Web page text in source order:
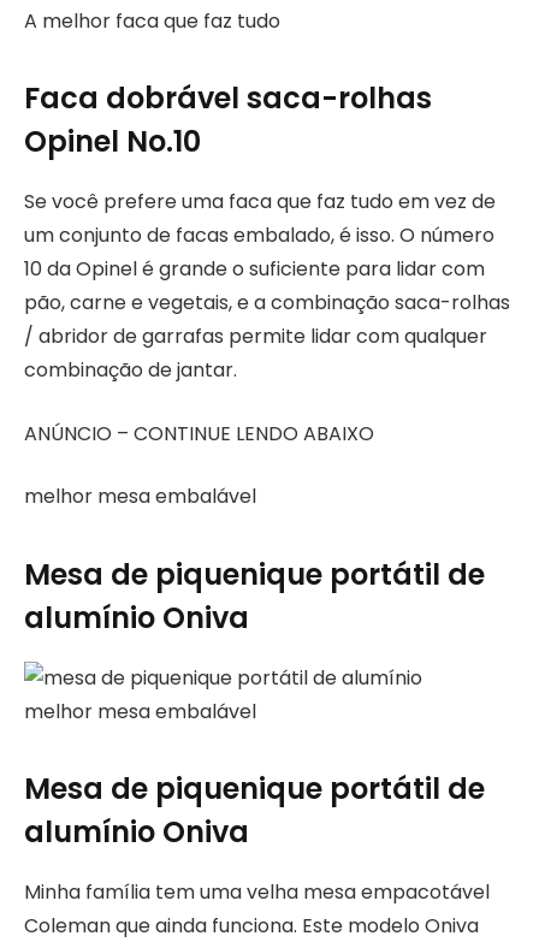
A melhor faca que faz tudo
Faca dobrável saca-rolhas
Opinel No.10
Se você prefere uma faca que faz tudo em vez de
um conjunto de facas embalado, é isso. O número
10 da Opinel é grande o suficiente para lidar com
pão, carne e vegetais, e a combinação saca-rolhas
/ abridor de garrafas permite lidar com qualquer
combinação de jantar.
ANÚNCIO – CONTINUE LENDO ABAIXO
melhor mesa embalável
Mesa de piquenique portátil de
alumínio Oniva
melhor mesa embalável
Mesa de piquenique portátil de
alumínio Oniva
Minha família tem uma velha mesa empacotável
Coleman que ainda funciona. Este modelo Oniva